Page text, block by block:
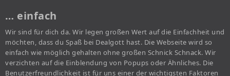
… einfach
Wir sind für dich da. Wir legen großen Wert auf die Einfachheit und
möchten, dass du Spaß bei Dealgott hast. Die Webseite wird so
einfach wie möglich gehalten ohne großen Schnick Schnack. Wir
verzichten auf die Einblendung von Popups oder Ähnliches. Die
Benutzerfreundlichkeit ist für uns einer der wichtigsten Faktoren